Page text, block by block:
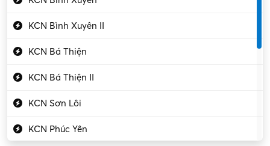
Làm bán thời gian
Lao động phổ thông
Lập trình – Phát triển
Luật – Công chứng
Marketing – PR
KCN Bình Xuyên II
KCN Bá Thiện
KCN Bá Thiện II
KCN Sơn Lôi
KCN Phúc Yên